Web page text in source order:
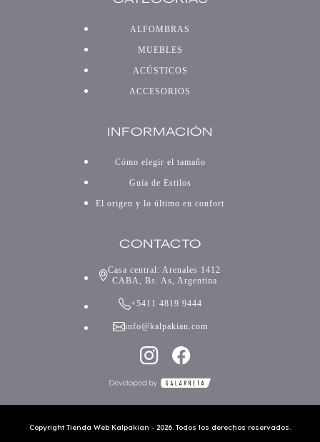
ALFOMBRAS
MUEBLES
ACÚSTICOS
ACCESORIOS
INFORMACIÓN
Cómo elegir el tamaño
Guía de Estilos
El origen y lo último en confort
CONTACTO
Casa central: Arenales 1412
CABA, Bs. As, Argentina
+5411 4819 9444
info@kalpakian.com
Copyright Tienda Web Kalpakian - 2026. Todos los derechos reservados.